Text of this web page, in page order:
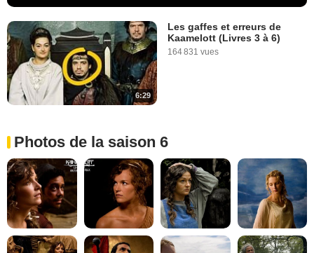
6:29
Les gaffes et erreurs de
Kaamelott (Livres 3 à 6)
164 831 vues
Photos de la saison 6